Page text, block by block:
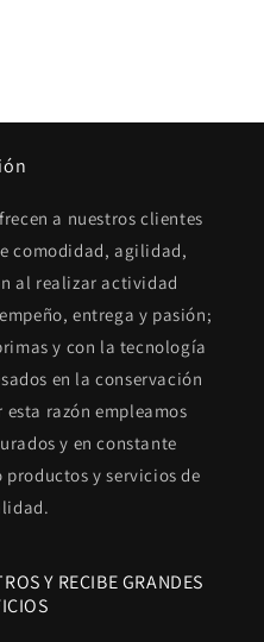
a nuestros clientes
comodidad, agilidad,
al realizar actividad
entrega y pasión;
y con la tecnología
en la conservación
razón empleamos
y en constante
y servicios de
Y RECIBE GRANDES